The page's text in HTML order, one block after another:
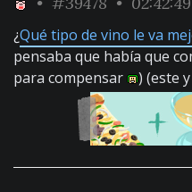
¿Qué tipo de vino le va
pensaba que había que
para compensar
) (este